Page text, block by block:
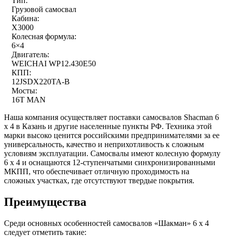
Грузовой самосвал
Кабина:
X3000
Колесная формула:
6×4
Двигатель:
WEICHAI WP12.430E50
КПП:
12JSDX220TA-B
Мосты:
16T MAN
Наша компания осуществляет поставки самосвалов Shacman 6
x 4 в Казань и другие населенные пункты РФ. Техника этой
марки высоко ценится российскими предпринимателями за ее
универсальность, качество и неприхотливость к сложным
условиям эксплуатации. Самосвалы имеют колесную формулу
6 х 4 и оснащаются 12-ступенчатыми синхронизированными
МКПП, что обеспечивает отличную проходимость на
сложных участках, где отсутствуют твердые покрытия.
Преимущества
Среди основных особенностей самосвалов «Шакман» 6 х 4
следует отметить такие: